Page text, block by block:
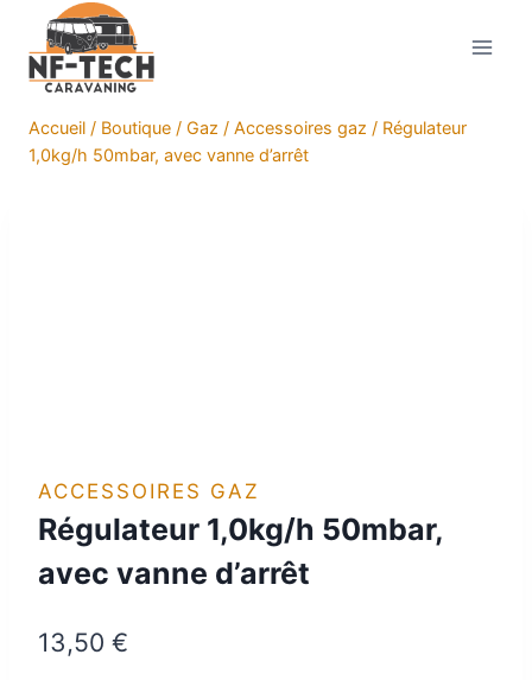
contenu
Accueil / Boutique / Gaz / Accessoires gaz / Régulateur
1,0kg/h 50mbar, avec vanne d’arrêt
ACCESSOIRES GAZ
Régulateur 1,0kg/h 50mbar,
avec vanne d’arrêt
13,50 €